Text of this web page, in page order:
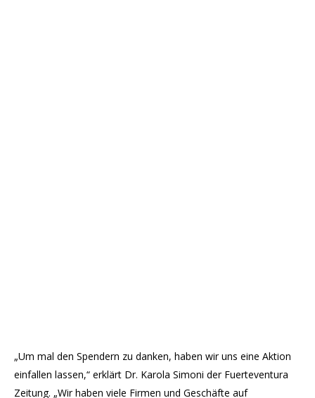
„Um mal den Spendern zu danken, haben wir uns eine Aktion
einfallen lassen,“ erklärt Dr. Karola Simoni der Fuerteventura
Zeitung. „Wir haben viele Firmen und Geschäfte auf